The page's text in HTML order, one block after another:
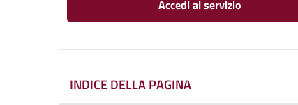
Accedi al servizio
INDICE DELLA PAGINA